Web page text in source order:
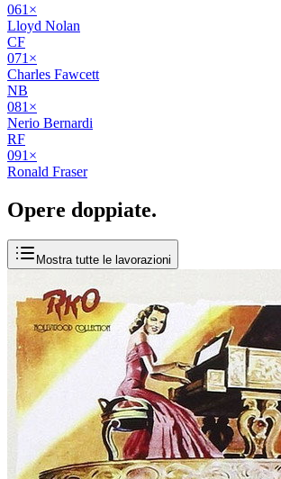
061 ×
Lloyd Nolan
CF
071 ×
Charles Fawcett
NB
081 ×
Nerio Bernardi
RF
091 ×
Ronald Fraser
Opere doppiate.
Mostra tutte le lavorazioni